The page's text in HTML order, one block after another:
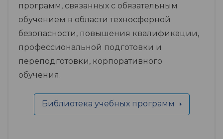
программ, связанных с обязательным
обучением в области техносферной
безопасности, повышения квалификации,
профессиональной подготовки и
переподготовки, корпоративного
обучения.
Библиотека учебных программ